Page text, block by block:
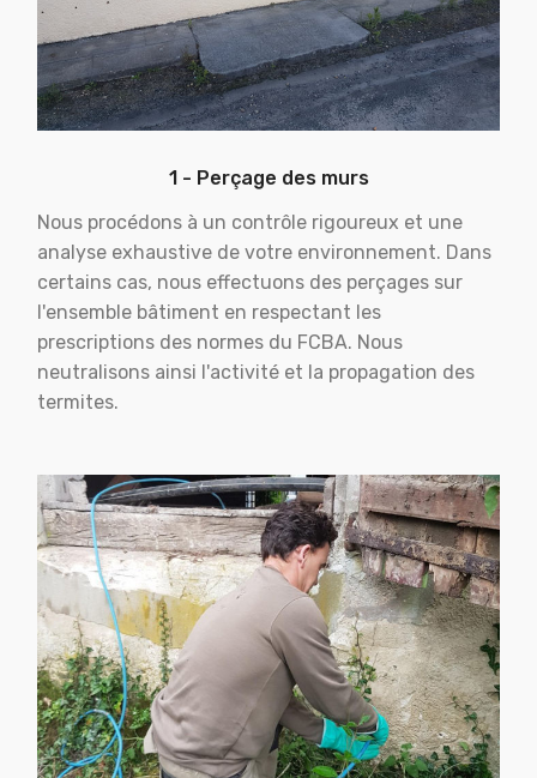
1 - Perçage des murs
Nous procédons à un contrôle rigoureux et une
analyse exhaustive de votre environnement. Dans
certains cas, nous effectuons des perçages sur
l'ensemble bâtiment en respectant les
prescriptions des normes du FCBA. Nous
neutralisons ainsi l'activité et la propagation des
termites.